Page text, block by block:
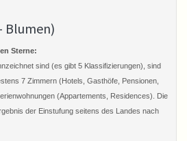
Blumen)
Sterne:
sind (es gibt 5 Klassifizierungen), sind
7 Zimmern (Hotels, Gasthöfe, Pensionen,
(Appartements, Residences). Die
der Einstufung seitens des Landes nach